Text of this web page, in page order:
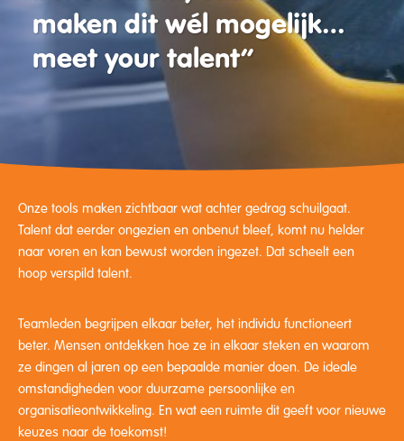
maken dit wél mogelijk…
meet your talent”
Onze tools maken zichtbaar wat achter gedrag schuilgaat.
Talent dat eerder ongezien en onbenut bleef, komt nu helder
naar voren en kan bewust worden ingezet. Dat scheelt een
hoop verspild talent.
Teamleden begrijpen elkaar beter, het individu functioneert
beter. Mensen ontdekken hoe ze in elkaar steken en waarom
ze dingen al jaren op een bepaalde manier doen. De ideale
omstandigheden voor duurzame persoonlijke en
organisatieontwikkeling. En wat een ruimte dit geeft voor nieuwe
keuzes naar de toekomst!